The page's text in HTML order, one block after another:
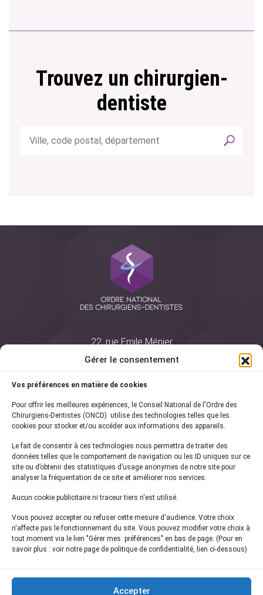
Gérer le consentement
Vos préférences en matière de cookies
Pour offrir les meilleures expériences, le Conseil National de l'Ordre des
Chirurgiens-Dentistes (ONCD) utilise des technologies telles que les
cookies pour stocker et/ou accéder aux informations des appareils.
Le fait de consentir à ces technologies nous permettra de traiter des
données telles que le comportement de navigation ou les ID uniques sur ce
site ou d’obtenir des statistiques d’usage anonymes de notre site pour
analyser la fréquentation de ce site et améliorer nos services.
Aucun cookie publicitaire ni traceur tiers n'est utilisé.
Vous pouvez accepter ou refuser cette mesure d'audience. Votre choix
n'affecte pas le fonctionnement du site. Vous pouvez modifier votre choix à
tout moment via le lien "Gérer mes préférences" en bas de page. (Pour en
savoir plus : voir notre page de politique de confidentialité, lien ci-dessous)
Accepter
Trouvez un chirurgien-
dentiste
22, rue Emile Ménier
75761 Paris Cedex 16
01 44 34 78 80
courrier@oncd.org
Actualités
Presse
Informations légales
Plan du site
Inscrivez-vous à notrenewsletter